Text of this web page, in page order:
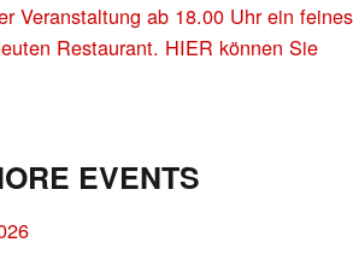
Veranstaltung ab 18.00 Uhr ein feines
Restaurant. HIER können Sie
EVENTS